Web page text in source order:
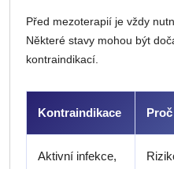
Před mezoterapií je vždy
Některé stavy mohou být
kontraindikací.
Kontraindikace
Aktivní infekce,